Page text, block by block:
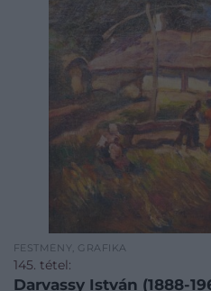
FESTMÉNY, GRAFIKA
145. tétel:
Darvassy István (1888-